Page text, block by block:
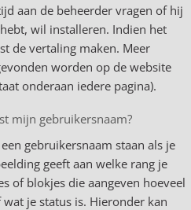
aan de beheerder vragen of hij
wil installeren. Indien het
de vertaling maken. Meer
worden op de website
onderaan iedere pagina).
mijn gebruikersnaam?
gebruikersnaam staan als je
geeft aan welke rang je
of blokjes die aangeven hoeveel
je status is. Hieronder kan